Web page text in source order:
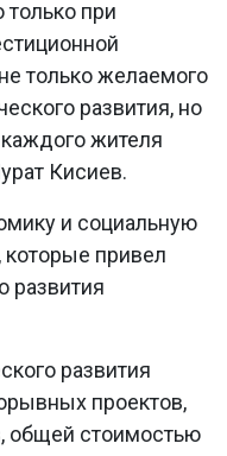
при
только желаемого
развития, но
жителя
Кисиев.
и социальную
которые привел
развития
развития
проектов,
общей стоимостью